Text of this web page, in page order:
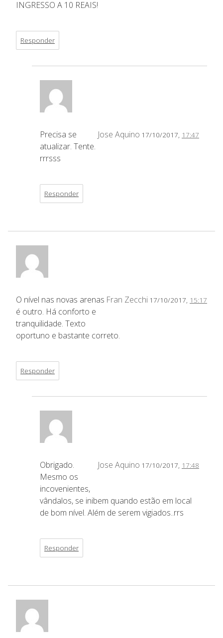
INGRESSO A 10 REAIS!
Responder
Jose Aquino 17/10/2017, 17:47
Precisa se
atualizar. Tente.
rrrsss
Responder
Fran Zecchi 17/10/2017, 15:17
O nível nas novas arenas
é outro. Há conforto e
tranquilidade. Texto
oportuno e bastante correto.
Responder
Jose Aquino 17/10/2017, 17:48
Obrigado.
Mesmo os
incovenientes,
vândalos, se inibem quando estão em local
de bom nível. Além de serem vigiados..rrs
Responder